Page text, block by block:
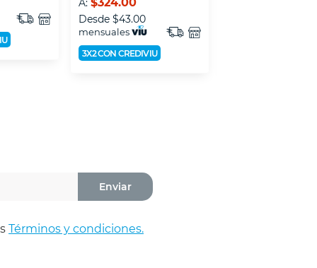
A: $324.00
Desde $43.00
mensuales
3X2 CON CREDIVIU
Enviar
Términos y condiciones.